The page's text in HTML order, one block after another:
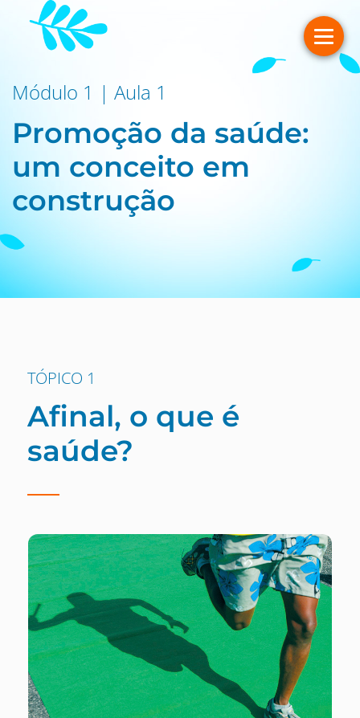
Módulo 1 | Aula 1
Promoção da saúde:
um conceito em
construção
TÓPICO 1
Afinal, o que é
saúde?